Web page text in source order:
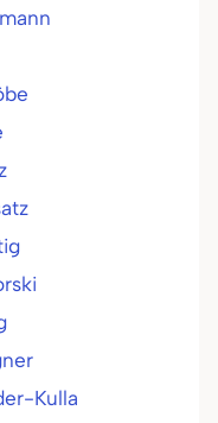
Kulla